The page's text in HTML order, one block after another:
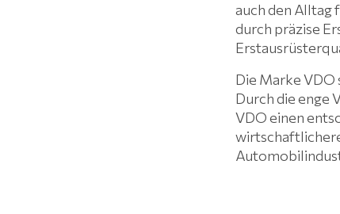
auch den Alltag
durch präzise
Die Marke
Durch die enge
VDO einen